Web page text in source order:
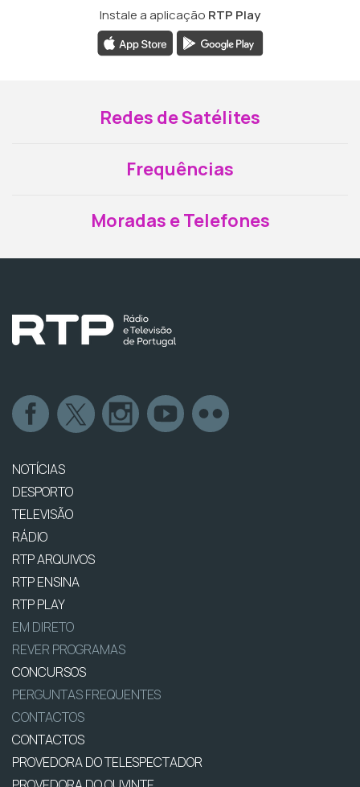
Instale a aplicação RTP Play
Redes de Satélites
Frequências
Moradas e Telefones
NOTÍCIAS
DESPORTO
TELEVISÃO
RÁDIO
RTP ARQUIVOS
RTP ENSINA
RTP PLAY
EM DIRETO
REVER PROGRAMAS
CONCURSOS
PERGUNTAS FREQUENTES
CONTACTOS
CONTACTOS
PROVEDORA DO TELESPECTADOR